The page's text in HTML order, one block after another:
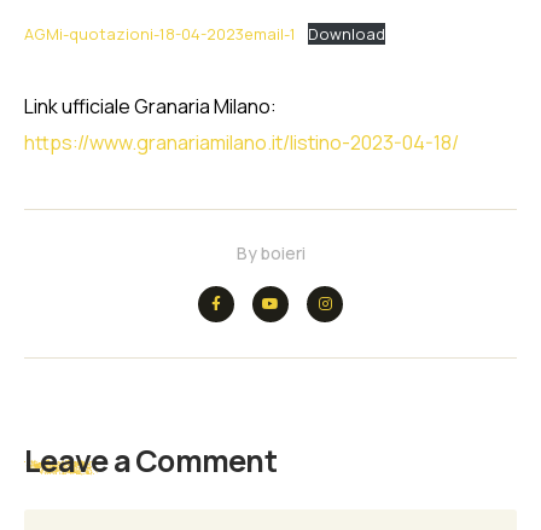
AGMi-quotazioni-18-04-2023email-1 Download
Link ufficiale Granaria Milano:
https://www.granariamilano.it/listino-2023-04-18/
Byboieri
Leave a Comment